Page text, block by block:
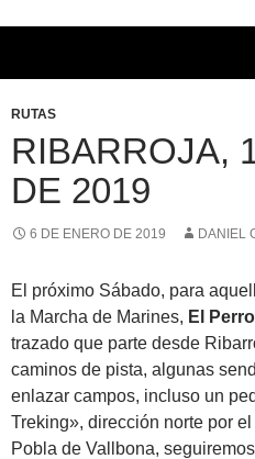
CONTENIDO
RUTAS
RIBARROJA,
DE 2019
6 DE ENERO DE 2019 DANIEL
El próximo Sábado, para
la Marcha de Marines, El
trazado que parte desde
caminos de pista, algunas
enlazar campos, incluso un
Treking», dirección norte por
Pobla de Vallbona,